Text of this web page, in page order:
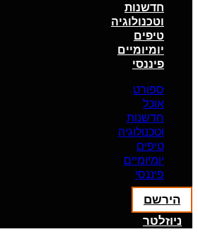
חדשנות
וטכנולוגיה
טיפים
יומיומיים
פיננסי
ספורט
אוכל
חדשנות
וטכנולוגיה
טיפים
יומיומיים
פיננסי
הירשם
ניוזלטר